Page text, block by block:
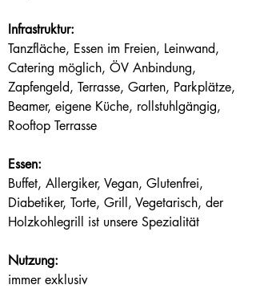
Infrastruktur:
Tanzfläche, Essen im Freien, Leinwand,
Catering möglich, ÖV Anbindung,
Zapfengeld, Terrasse, Garten, Parkplätze,
Beamer, eigene Küche, rollstuhlgängig,
Rooftop Terrasse
Essen:
Buffet, Allergiker, Vegan, Glutenfrei,
Diabetiker, Torte, Grill, Vegetarisch, der
Holzkohlegrill ist unsere Spezialität
Nutzung:
immer exklusiv